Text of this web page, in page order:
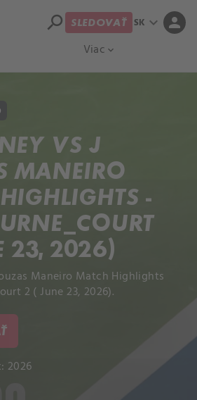
Viac expand_more
search SLEDOVAŤ SK expand_more person
VS J
MANEIRO
-
23, 2026)
Maneiro Match Highlights
2 ( June 23, 2026).
2026